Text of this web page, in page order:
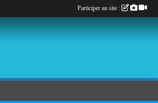
Participer au site :